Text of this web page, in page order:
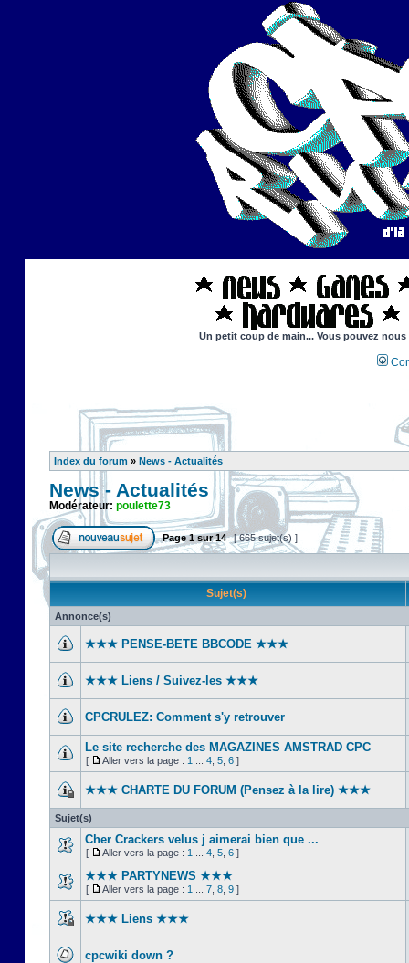
Un petit coup de main... Vous pouvez
Index du forum » News - Actualités
News - Actualités
Modérateur: poulette73
Page1sur14 [ 665 sujet(s) ]
Sujet(s)
Annonce(s)
★★★ PENSE-BETE BBCODE ★★★
★★★ Liens / Suivez-les ★★★
CPCRULEZ: Comment s'y retrouver‎
Le site recherche des MAGAZINES AMSTRAD CPC
[ Aller vers la page : 1 4 5 6 ]
★★★ CHARTE DU FORUM (Pensez à la lire) ★★★
Sujet(s)
Cher Crackers velus j aimerai bien que ...
[ Aller vers la page : 1 4 5 6 ]
★★★ PARTYNEWS ★★★
[ Aller vers la page : 1 7 8 9 ]
★★★ Liens ★★★
cpcwiki down ?